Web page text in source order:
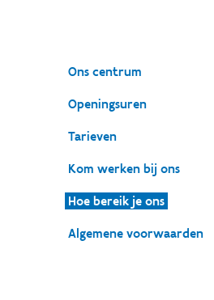
Ons centrum
Openingsuren
Tarieven
Kom werken bij ons
Hoe bereik je ons
Algemene voorwaarden